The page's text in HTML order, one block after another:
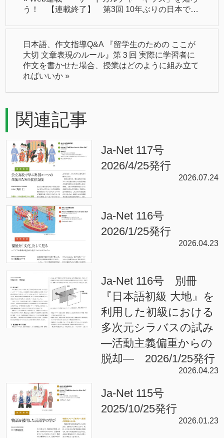
う！ 【連載終了】 第3回 10年ぶりの日本で…
日本語、作文指導Q&A 『留学生のための ここが
大切 文章表現のルール』第３回 実際に学習者に
作文を書かせた場合、授業はどのように組み立て
ればいいか »
関連記事
Ja-Net 117号
2026/4/25発行
2026.07.24
Ja-Net 116号
2026/1/25発行
2026.04.23
Ja-Net 116号 別冊
『日本語初級 大地』を
利用した初級における
多次元シラバスの試み
—活動主義偏重からの
脱却— 2026/1/25発行
2026.04.23
Ja-Net 115号
2025/10/25発行
2026.01.23